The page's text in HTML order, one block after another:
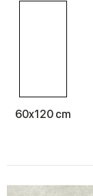
60x120 cm